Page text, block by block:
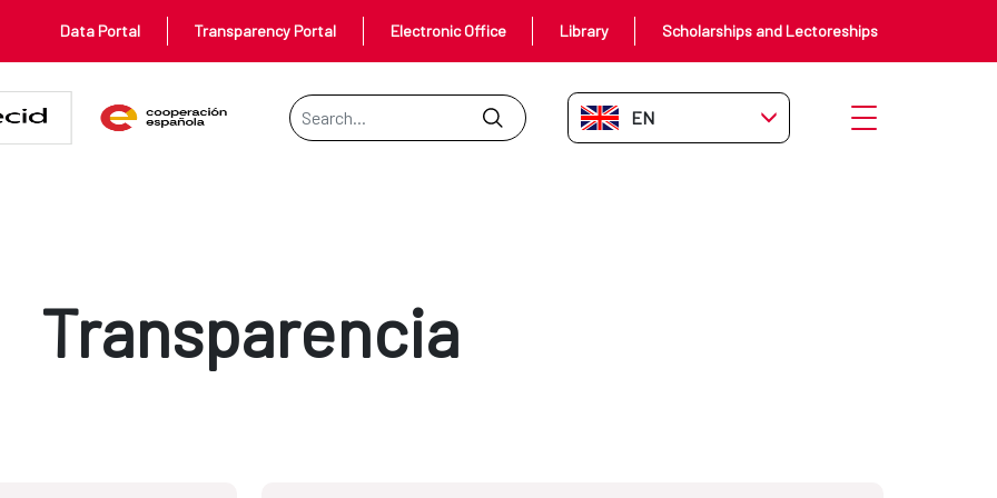
Data Portal Transparency Portal Electronic Office Library Scholarships and Lectoreships
Search Bar
EN-GB Open menu
Transparencia